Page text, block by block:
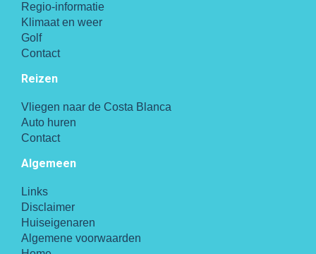
Regio-informatie
Klimaat en weer
Golf
Contact
Reizen
Vliegen naar de Costa Blanca
Auto huren
Contact
Algemeen
Links
Disclaimer
Huiseigenaren
Algemene voorwaarden